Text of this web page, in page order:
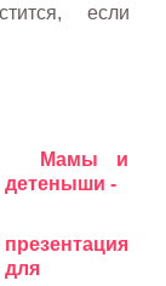
если
Мамы и
детеныши -
презентация
для